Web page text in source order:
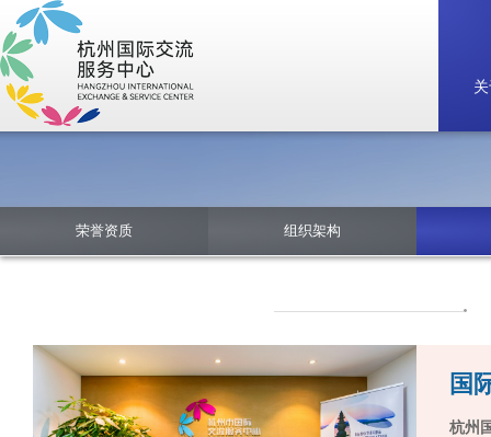
荣誉资质 组织架构
国
杭州